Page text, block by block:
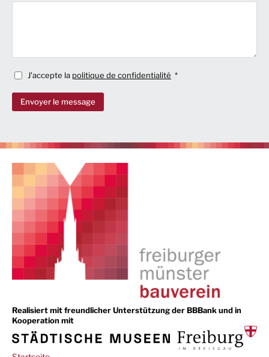
J'accepte la politique de confidentialité
Envoyer le message
Realisiert mit freundlicher Unterstützung der BBBank und in
Kooperation mit